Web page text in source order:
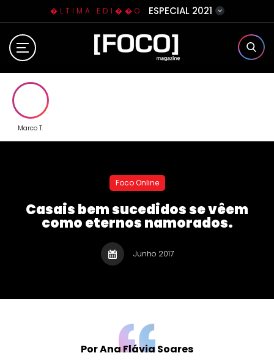
�LTIMA EDI��O ESPECIAL 2021
Home
Contato
Marco T.
Foco Online
Casais bem sucedidos se vêem
como eternos namorados.
Junho 2017
Por Ana Flávia Soares